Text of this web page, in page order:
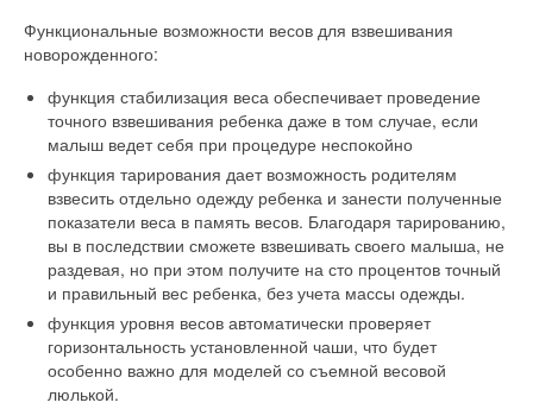
Функциональные возможности весов для взвешивания
новорожденного:
функция стабилизация веса обеспечивает проведение
точного взвешивания ребенка даже в том случае, если
малыш ведет себя при процедуре неспокойно
функция тарирования дает возможность родителям
взвесить отдельно одежду ребенка и занести полученные
показатели веса в память весов. Благодаря тарированию,
вы в последствии сможете взвешивать своего малыша, не
раздевая, но при этом получите на сто процентов точный
и правильный вес ребенка, без учета массы одежды.
функция уровня весов автоматически проверяет
горизонтальность установленной чаши, что будет
особенно важно для моделей со съемной весовой
люлькой.